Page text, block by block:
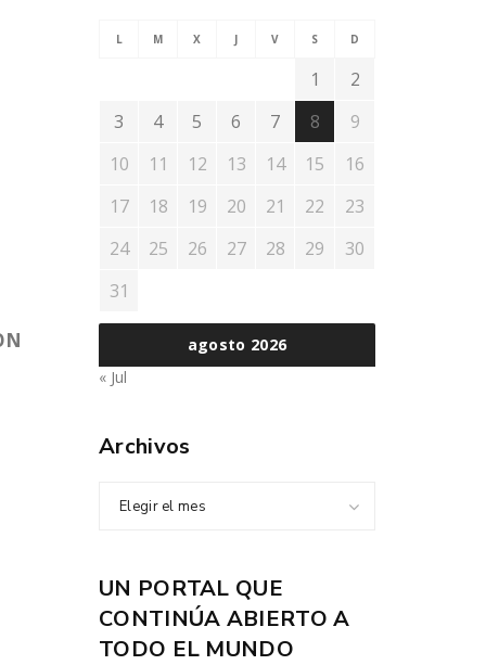
agosto 2026
L M X J V S D
1
2
3
4 5 6 7 8
9
10
11 12 13 14 15
16
17
18 19 20 21 22
23
24
25 26 27 28 29
30
31
« Jul
Archivos
Elegir el mes
UN PORTAL QUE
CONTINÚA ABIERTO A
TODO EL MUNDO